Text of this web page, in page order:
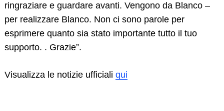
ringraziare e guardare avanti. Vengono da Blanco –
per realizzare Blanco. Non ci sono parole per
esprimere quanto sia stato importante tutto il tuo
supporto. . Grazie”.
Visualizza le notizie ufficiali qui